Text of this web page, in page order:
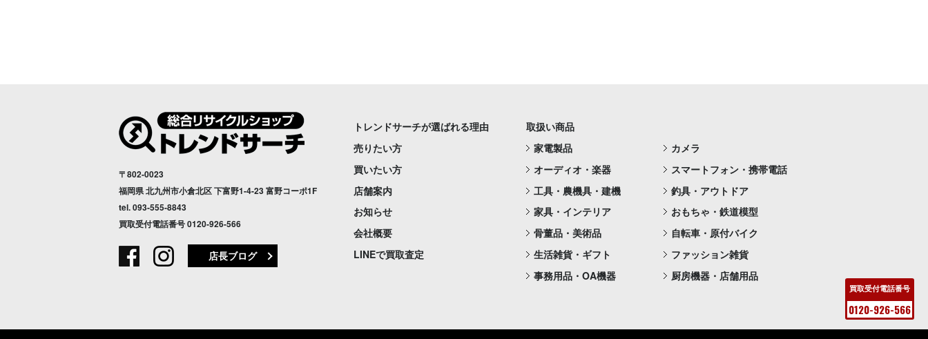
買取受付電話番号
0120-926-566
〒802-0023
福岡県 北九州市小倉北区 下富野1-4-23 富野コーポ1F
tel.093-555-8843
買取受付電話番号0120-926-566
店長ブログ
トレンドサーチが選ばれる理由
売りたい方
買いたい方
店舗案内
お知らせ
会社概要
LINEで買取査定
取扱い商品
家電製品
カメラ
オーディオ・楽器
スマートフォン・携帯電話
工具・農機具・建機
釣具・アウトドア
家具・インテリア
おもちゃ・鉄道模型
骨董品・美術品
自転車・原付バイク
生活雑貨・ギフト
ファッション雑貨
事務用品・OA機器
厨房機器・店舗用品